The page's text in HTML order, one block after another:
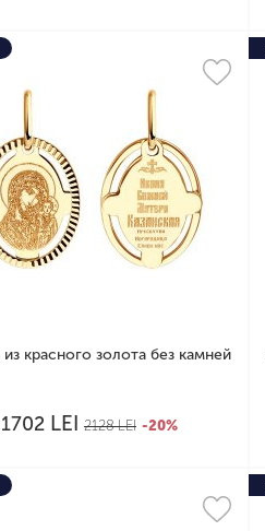
красного золота без камней
1702 LEI 2128LEI -20%